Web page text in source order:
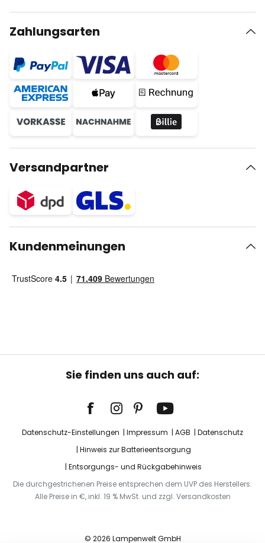
Zahlungsarten
Versandpartner
Kundenmeinungen
Sie finden uns auch auf:
Datenschutz-Einstellungen Impressum AGB
Datenschutz
Hinweis zur Batterieentsorgung
Entsorgungs- und Rückgabehinweis
Die durchgestrichenen Preise entsprechen dem UVP des Herstellers.
Alle Preise in €, inkl. 19 % MwSt. und zzgl. Versandkosten
© 2026 Lampenwelt GmbH